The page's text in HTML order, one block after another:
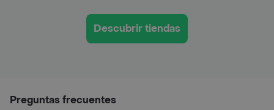
Descubrir tiendas
Preguntas frecuentes